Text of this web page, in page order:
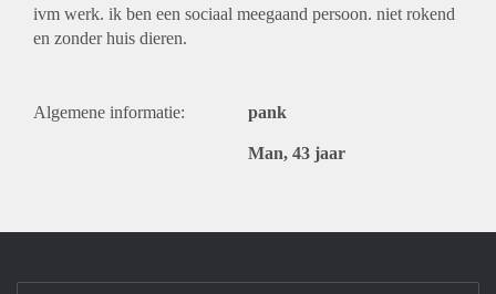
ivm werk. ik ben een sociaal meegaand persoon. niet rokend
en zonder huis dieren.
Algemene informatie: pank
Man, 43 jaar